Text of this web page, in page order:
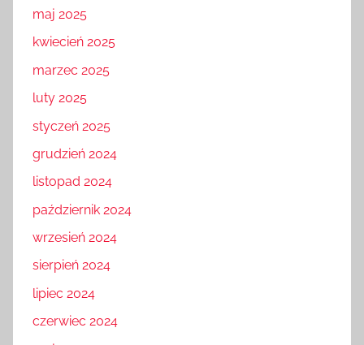
maj 2025
kwiecień 2025
marzec 2025
luty 2025
styczeń 2025
grudzień 2024
listopad 2024
październik 2024
wrzesień 2024
sierpień 2024
lipiec 2024
czerwiec 2024